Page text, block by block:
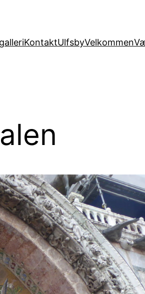
KontaktUlfsbyVelkommen